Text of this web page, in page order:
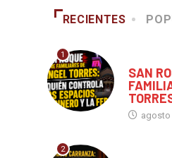
EL PRESTIGIO, LAS
PASARELAS Y LOS
REFLECTORES...
RECIENTES
1
SAN
agosto
2